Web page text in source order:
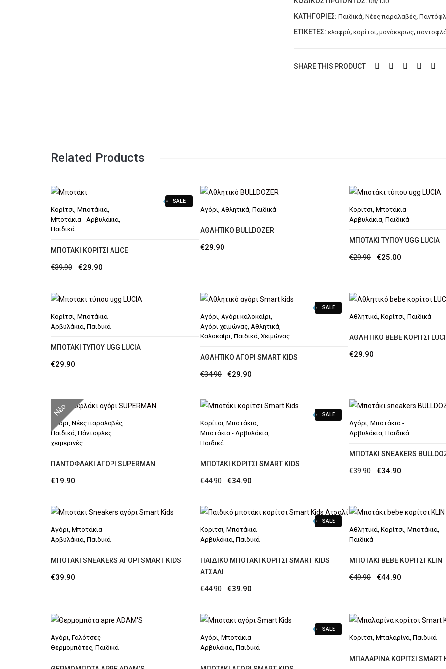
ποσότητα
ΚΑΤΗΓΟΡΊΕΣ: Παιδικά, Νέες παραλαβές,
ΕΤΙΚΈΤΕΣ: ελαφρύ, κορίτσι, μονόκερως,
SHARE THIS PRODUCT
Related Products
SALE
Κορίτσι, Μποτάκια,
Μποτάκια - Αρβυλάκια,
Παιδικά
MΠΟΤΆΚΙ ΚΟΡΊΤΣΙ ΑLICE
€39.90
Original
was:
€39.90.
€29.90
τιμή
€29.90.
Αγόρι, Αθλητικά, Παιδικά
ΑΘΛΗΤΙΚΌ BULLDOZER
€29.90
Κορίτσι, Μποτάκια -
Αρβυλάκια, Παιδικά
MΠΟΤΆΚΙ ΤΎΠΟΥ UGG LUCIA
€29.90
Original
€29.90.
€25.00
είναι:
€25.00.
Κορίτσι Μποτάκια -
Αρβυλάκια Παιδικά
ΜΠΟΤΆΚΙ ΤΎΠΟΥ UGG LUCIA
€29.90
SALE
Αγόρι Αγόρι καλοκαίρι
Αγόρι χειμώνας Αθλητικά
Καλοκαίρι Παιδικά Χειμώνας
AΘΛΗΤΙΚΌ ΑΓΌΡΙ SMART KIDS
€34.90
Original
was:
€34.90.
€29.90
τιμή
€29.90.
Αθλητικά Κορίτσι Παιδικά
ΑΘΛΗΤΙΚΌ BEBE ΚΟΡΊΤΣΙ
€29.90
Νέο
Αγόρι Νέες παραλαβές
Παιδικά Πάντοφλες
χειμερινές
ΠΑΝΤΟΦΛΆΚΙ ΑΓΌΡΙ SUPERMAN
€19.90
SALE
Κορίτσι Μποτάκια
Μποτάκια - Αρβυλάκια
Παιδικά
ΜΠΟΤΆΚΙ ΚΟΡΊΤΣΙ SMART KIDS
€44.90
Original
was:
€44.90.
€34.90
τιμή
€34.90.
Αγόρι Μποτάκια -
Αρβυλάκια Παιδικά
MΠΟΤΆΚΙ SNEAKERS
€39.90
Original
€39.90.
€34.90
είναι:
€34.90.
Αγόρι, Μποτάκια -
Αρβυλάκια, Παιδικά
MΠΟΤΆΚΙ SNEAKERS ΑΓΌΡΙ SMART KIDS
€39.90
SALE
Κορίτσι, Μποτάκια -
Αρβυλάκια, Παιδικά
ΠΑΙΔΙΚΌ ΜΠΟΤΆΚΙ ΚΟΡΊΤΣΙ SMART KIDS
AΤΣΑΛΊ
€44.90
Original
was:
€44.90.
€39.90
τιμή
€39.90.
Αθλητικά, Κορίτσι, Μποτάκια,
Παιδικά
ΜΠΟΤΆΚΙ BEBE ΚΟΡΊΤΣΙ KLIN
€49.90
Original
€49.90.
€44.90
είναι:
€44.90.
Αγόρι, Γαλότσες -
Θερμομπότες, Παιδικά
SALE
Αγόρι, Μποτάκια -
Αρβυλάκια, Παιδικά
Κορίτσι, Μπαλαρίνα, Παιδικά
ΜΠΑΛΑΡΊΝΑ ΚΟΡΊΤΣΙ SMART